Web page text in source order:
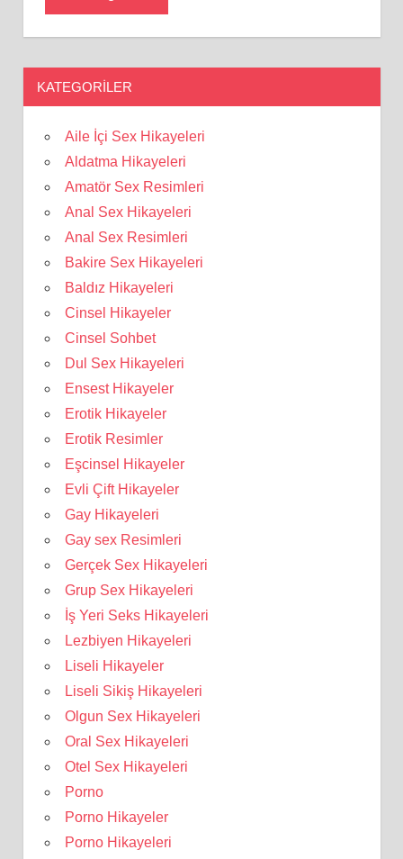
KATEGORILER
Aile İçi Sex Hikayeleri
Aldatma Hikayeleri
Amatör Sex Resimleri
Anal Sex Hikayeleri
Anal Sex Resimleri
Bakire Sex Hikayeleri
Baldız Hikayeleri
Cinsel Hikayeler
Cinsel Sohbet
Dul Sex Hikayeleri
Ensest Hikayeler
Erotik Hikayeler
Erotik Resimler
Eşcinsel Hikayeler
Evli Çift Hikayeler
Gay Hikayeleri
Gay sex Resimleri
Gerçek Sex Hikayeleri
Grup Sex Hikayeleri
İş Yeri Seks Hikayeleri
Lezbiyen Hikayeleri
Liseli Hikayeler
Liseli Sikiş Hikayeleri
Olgun Sex Hikayeleri
Oral Sex Hikayeleri
Otel Sex Hikayeleri
Porno
Porno Hikayeler
Porno Hikayeleri